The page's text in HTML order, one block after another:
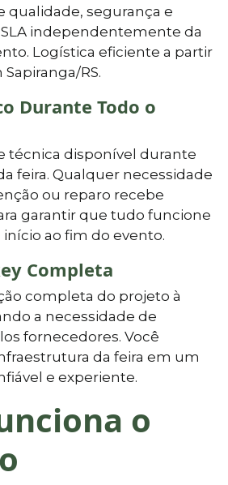
qualidade, segurança e
independentemente da
Logística eficiente a partir
RS.
Durante Todo o
técnica disponível durante
feira. Qualquer necessidade
ou reparo recebe
garantir que tudo funcione
ao fim do evento.
Completa
completa do projeto à
a necessidade de
fornecedores. Você
da feira em um
e experiente.
o